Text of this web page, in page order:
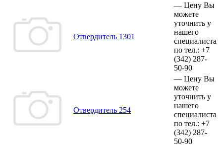
Отвердитель 1301
— Цену Вы
можете
уточнить у
нашего
специалиста
по тел.: +7
(342) 287-
50-90
Отвердитель 254
— Цену Вы
можете
уточнить у
нашего
специалиста
по тел.: +7
(342) 287-
50-90